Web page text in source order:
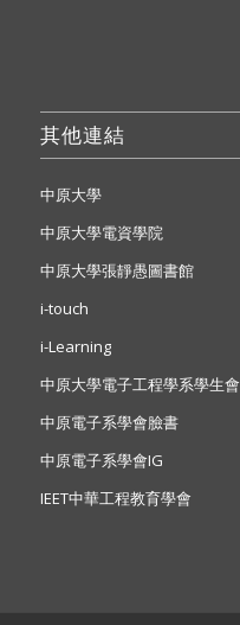
其他連結
中原大學
中原大學電資學院
中原大學張靜愚圖書館
i-touch
i-Learning
中原大學電子工程學系學生會
中原電子系學會臉書
中原電子系學會IG
IEET中華工程教育學會